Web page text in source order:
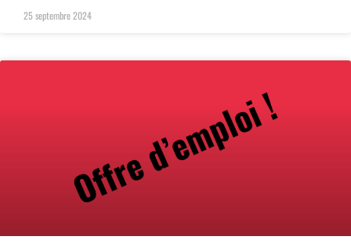
25 septembre 2024